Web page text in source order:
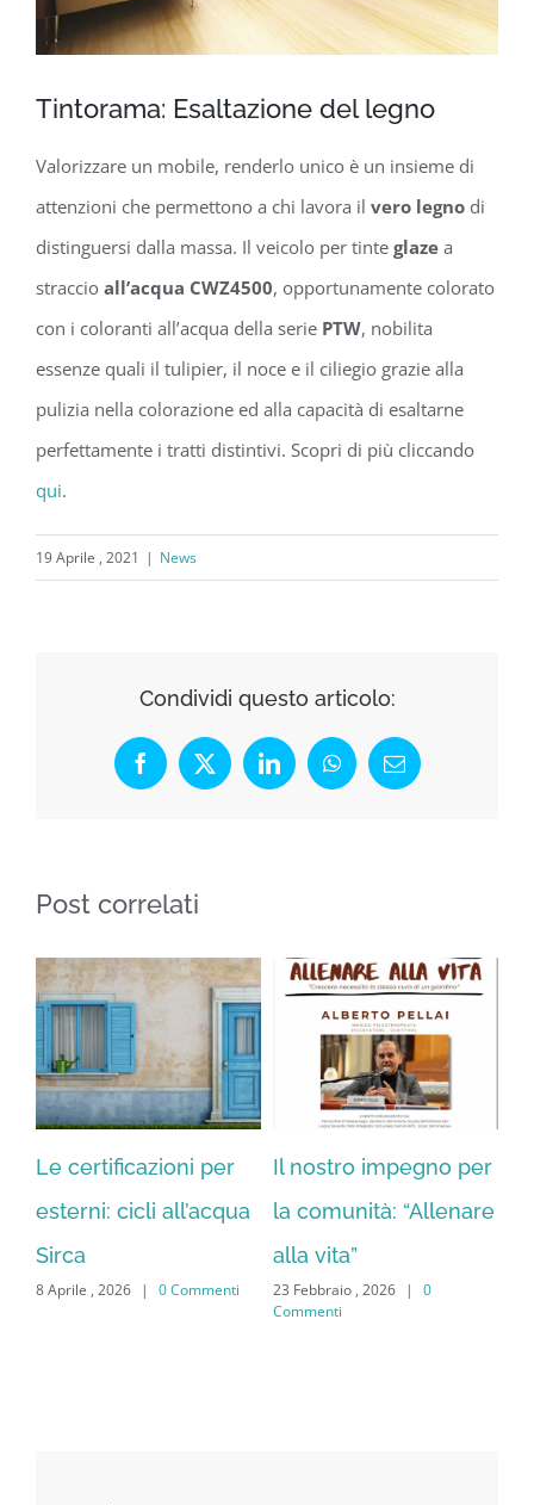
Tintorama: Esaltazione del legno
Valorizzare un mobile, renderlo unico è un insieme di
attenzioni che permettono a chi lavora il vero legno di
distinguersi dalla massa. Il veicolo per tinte glaze a
straccio all’acqua CWZ4500, opportunamente colorato
con i coloranti all’acqua della serie PTW, nobilita
essenze quali il tulipier, il noce e il ciliegio grazie alla
pulizia nella colorazione ed alla capacità di esaltarne
perfettamente i tratti distintivi. Scopri di più cliccando
qui.
19 Aprile , 2021 | News
Condividi questo articolo:
Facebook
X LinkedInWhatsApp
Email
Post correlati
Il nostro impegno per
la comunità: “Allenare
alla vita”
23 Febbraio , 2026 | 0
CICAP FEST 2025
18 Novembre , 2025
Commenti